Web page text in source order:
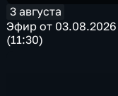
3 августа
Эфир от 03.08.2026
(11:30)